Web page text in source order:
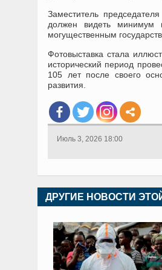
Заместитель
должен видеть
могущественным
Фотовыставка стала
исторический период
105 лет после своего
развития.
Июль 3, 2026 18:00
ДРУГИЕ НОВОСТИ